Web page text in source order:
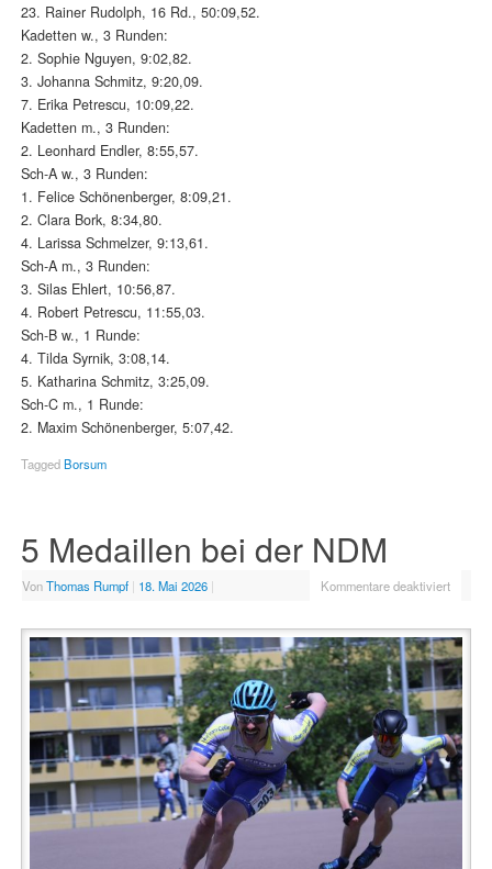
23. Rainer Rudolph, 16 Rd., 50:09,52.
Kadetten w., 3 Runden:
2. Sophie Nguyen, 9:02,82.
3. Johanna Schmitz, 9:20,09.
7. Erika Petrescu, 10:09,22.
Kadetten m., 3 Runden:
2. Leonhard Endler, 8:55,57.
Sch-A w., 3 Runden:
1. Felice Schönenberger, 8:09,21.
2. Clara Bork, 8:34,80.
4. Larissa Schmelzer, 9:13,61.
Sch-A m., 3 Runden:
3. Silas Ehlert, 10:56,87.
4. Robert Petrescu, 11:55,03.
Sch-B w., 1 Runde:
4. Tilda Syrnik, 3:08,14.
5. Katharina Schmitz, 3:25,09.
Sch-C m., 1 Runde:
2. Maxim Schönenberger, 5:07,42.
TaggedBorsum
5 Medaillen bei der NDM
VonThomas Rumpf | 18. Mai 2026 | Kommentare deaktiviert